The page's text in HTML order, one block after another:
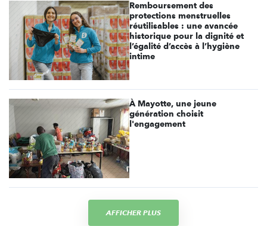
Remboursement des
protections menstruelles
réutilisables : une avancée
historique pour la dignité et
l’égalité d’accès à l’hygiène
intime
À Mayotte, une jeune
génération choisit
l'engagement
AFFICHER PLUS